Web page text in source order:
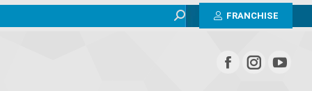
Search: FRANCHISE
ERFAHRUNGEN REFERENZEN